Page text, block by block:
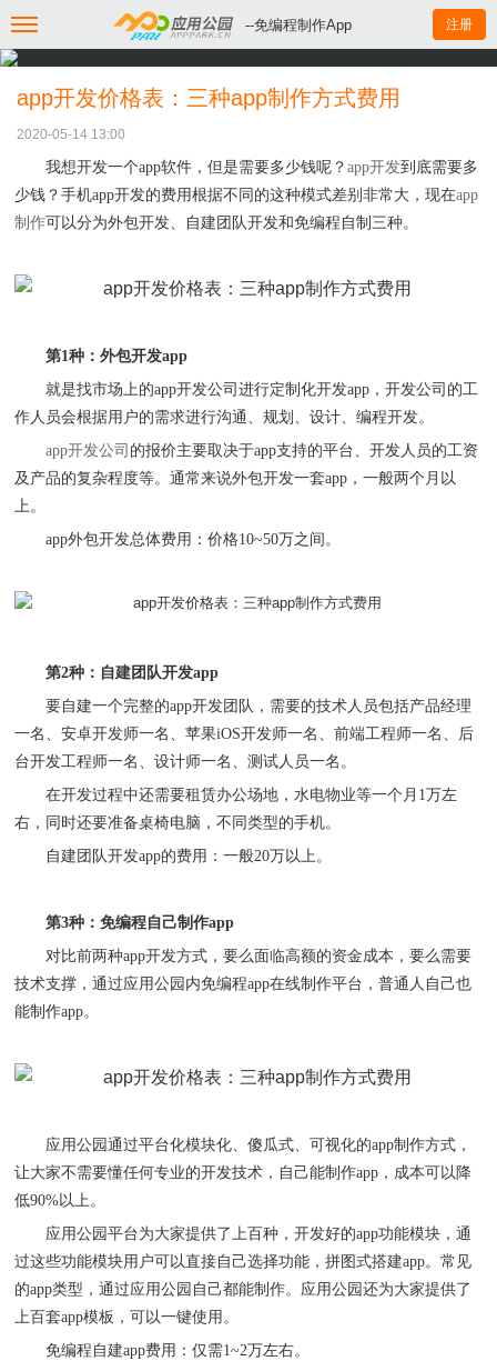
--免编程制作App 注册
app开发价格表：三种app制作方式费用
2020-05-14 13:00
我想开发一个app软件，但是需要多少钱呢？ app开发到底需要多
少钱？手机app开发的费用根据不同的这种模式差别非常大，现在app
制作可以分为外包开发、 自建团队开发和免编程自制三种。
第1种 ： 外包开发app
就是找市场上的app开发公司进行定制化开发app ，开发公司的工
作人员会根据用户的需求进行沟通 、 规划 、 设计、 编程开发。
app开发公司 的报价主要取决于app支持的平台、 开发人员的工资
及产品的复杂程度等。通常来说外包开发一套app ，一般两个月以
上。
app外包开发总体费用 ： 价格10~50万之间。
第2种 ： 自建团队开发app
要自建一个完整的app开发团队，需要的技术人员包括产品经理
一名 、 安卓开发师一名 、 苹果iOS开发师一名 、 前端工程师一名 、 后
台开发工程师一名 、 设计师一名 、 测试人员一名。
在开发过程中还需要租赁办公场地，水电物业等一个月 1万左
右 ， 同时还要准备桌椅电脑，不同类型的手机。
自建团队开发app的费用 ： 一般20万以上。
第3种 ： 免编程自己制作app
对比前两种app开发方式，要么面临高额的资金成本，要么需要
技术支撑，通过应用公园内免编程app在线制作平台，普通人自己也
能制作app。
应用公园通过平台化模块化、 傻瓜式、 可视化的app制作方式，
让大家不需要懂任何专业的开发技术，自己能制作app ，成本可以降
低90%以上。
应用公园平台为大家提供了上百种，开发好的app功能模块，通
过这些功能模块用户可以直接自己选择功能 ，拼图式搭建app。 常见
的app类型，通过应用公园自己都能制作。 应用公园 还为大家提供了
上百套app模板，可以一键使用。
免编程自建app费用 ： 仅需1~2万左右。